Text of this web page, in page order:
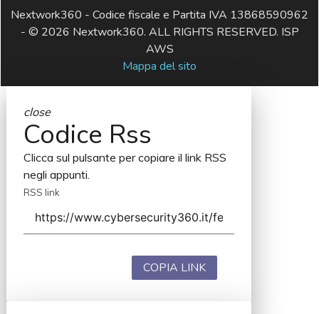
Nextwork360 - Codice fiscale e Partita IVA 13868590962
- © 2026 Nextwork360. ALL RIGHTS RESERVED. ISP
AWS
Mappa del sito
close
Codice Rss
Clicca sul pulsante per copiare il link RSS
negli appunti.
RSS link
COPIA LINK